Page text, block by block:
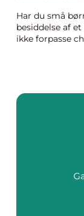
Har du små
besiddelse af
ikke forpasse